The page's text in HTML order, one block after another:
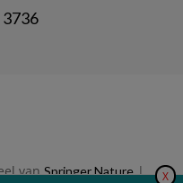
3736
vanSpringer Nature| X